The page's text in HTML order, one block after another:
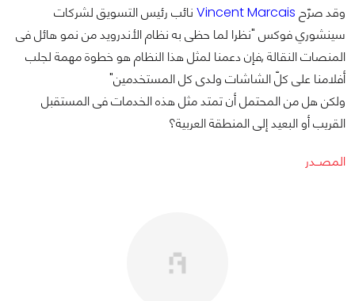
وقد صرّح Vincent Marcais نائب رئيس التسويق لشركات
سينشوري فوكس "نظرا لما حظى به نظام الأندرويد من نمو هائل فى
المنصات النقالة ,فإن دعمنا لمثل هذا النظام هو خطوة مهمة لجلب
أفلامنا على كلّ الشاشات ولدى كل المستخدمين"
ولكن هل من المحتمل أن تمتد مثل هذه الخدمات فى المستقبل
القريب أو البعيد إلى المنطقة العربية؟
المصــدر